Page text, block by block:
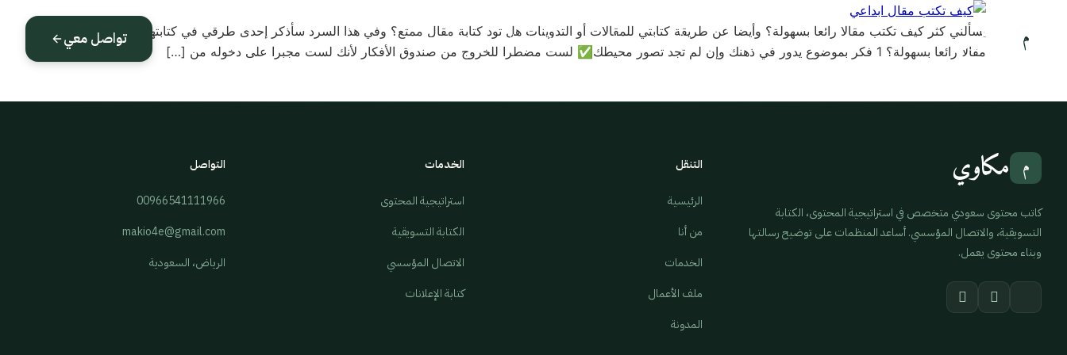
م مكاوي الرئيسية المدونة ملف أعمالي تواصل معي تواصل معييسألني كثر كيف تكتب مقالا رائعا بسهولة؟ وأيضا عن طريقة كتابتي للمقالات أو التدوينات هل تود كتابة مقال ممتع؟ وفي هذا السرد سأذكر إحدى طرقي في كتابتها كيف تكتب
مقالا رائعا بسهولة؟ 1 فكر بموضوع يدور في ذهنك وإن لم تجد تصور محيطك✅ لست مضطرا للخروج من صندوق الأفكار لأنك لست مجبرا على دخوله من […]
م مكاوي
كاتب محتوى سعودي متخصص في استراتيجية المحتوى، الكتابة
التسويقية، والاتصال المؤسسي. أساعد المنظمات على توضيح رسالتها
وبناء محتوى يعمل.
التنقل
الرئيسية
من أنا
الخدمات
ملف الأعمال
المدونة
الخدمات
استراتيجية المحتوى
الكتابة التسويقية
الاتصال المؤسسي
كتابة الإعلانات
التواصل
00966541111966
makio4e@gmail.com
الرياض، السعودية